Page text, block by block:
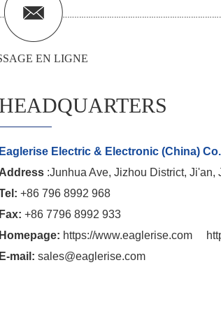
EN LIGNE
HEADQUARTERS
Eaglerise Electric & Electronic (China)
Address :Junhua Ave, Jizhou District,
+86 796 8992 968
Fax: +86 7796 8992 933
Homepage: https://www.eaglerise.com
E-mail: sales@eaglerise.com